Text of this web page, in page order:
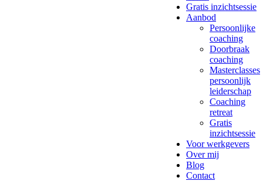
Gratis inzichtsessie
Aanbod
Persoonlijke
coaching
Doorbraak
coaching
Masterclasses
persoonlijk
leiderschap
Coaching
retreat
Gratis
inzichtsessie
Voor werkgevers
Over mij
Blog
Contact